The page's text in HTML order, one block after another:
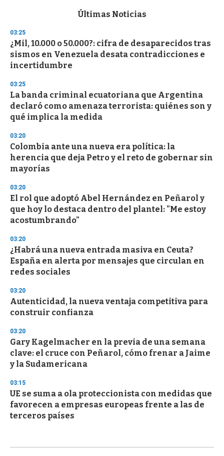
d
s
o
f
3
s
e
c
o
n
d
Últimas Noticias
03:25
¿Mil, 10.000 o 50.000?: cifra de desaparecidos tras
sismos en Venezuela desata contradicciones e
incertidumbre
03:25
La banda criminal ecuatoriana que Argentina
declaró como amenaza terrorista: quiénes son y
qué implica la medida
03:20
Colombia ante una nueva era política: la
herencia que deja Petro y el reto de gobernar sin
mayorías
03:20
El rol que adoptó Abel Hernández en Peñarol y
que hoy lo destaca dentro del plantel: "Me estoy
acostumbrando"
03:20
¿Habrá una nueva entrada masiva en Ceuta?
España en alerta por mensajes que circulan en
redes sociales
03:20
Autenticidad, la nueva ventaja competitiva para
construir confianza
03:20
Gary Kagelmacher en la previa de una semana
clave: el cruce con Peñarol, cómo frenar a Jaime
y la Sudamericana
03:15
UE se suma a ola proteccionista con medidas que
favorecen a empresas europeas frente a las de
terceros países